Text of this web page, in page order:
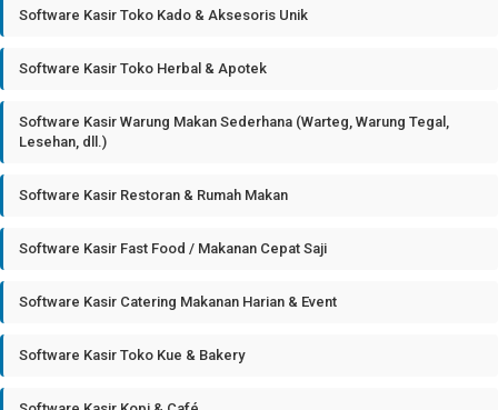
Software Kasir Toko Kado & Aksesoris Unik
Software Kasir Toko Herbal & Apotek
Software Kasir Warung Makan Sederhana (Warteg, Warung Tegal,
Lesehan, dll.)
Software Kasir Restoran & Rumah Makan
Software Kasir Fast Food / Makanan Cepat Saji
Software Kasir Catering Makanan Harian & Event
Software Kasir Toko Kue & Bakery